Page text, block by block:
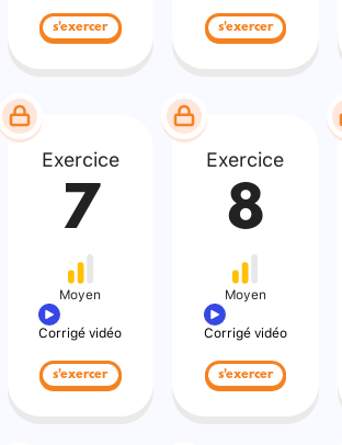
s'exercer s'exercer
Exercice
7
Moyen
Corrigé vidéo
s'exercer
Exercice
8
Moyen
Corrigé vidéo
s'exercer